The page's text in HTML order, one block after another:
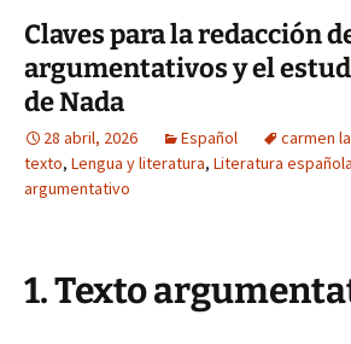
Claves para la redacción
argumentativos y el
de Nada
28 abril, 2026 Español carmen
texto, Lengua y literatura, Literatura española
argumentativo
1. Texto